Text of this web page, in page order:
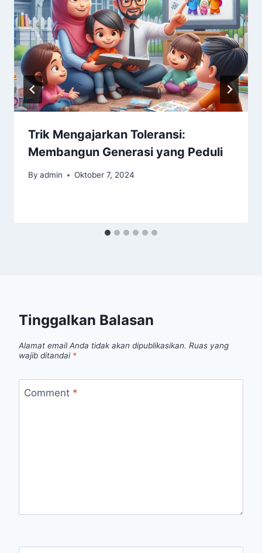
Trik Mengajarkan Toleransi:
Membangun Generasi yang Peduli
By admin Oktober 7, 2024
Tinggalkan Balasan
Alamat email Anda tidak akan dipublikasikan. Ruas yang
wajib ditandai *
Comment *